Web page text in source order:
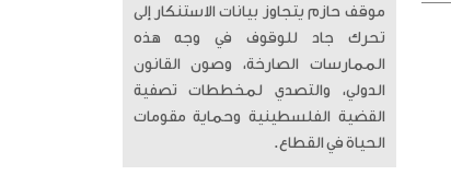
موقف حازم يتجاوز بيانات الاستنكار إلى
تحرك جاد للوقوف في وجه هذه
الممارسات الصارخة، وصون القانون
الدولي، والتصدي لمخططات تصفية
القضية الفلسطينية وحماية مقومات
الحياة في القطاع.